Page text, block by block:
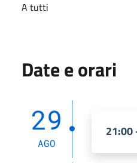
A tutti
Date e orari
29
AGO
21:00